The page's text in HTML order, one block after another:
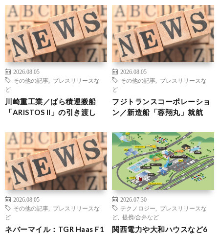
2026.08.05
その他の記事
プレスリリースな
ど
川崎重工業／ばら積運搬船
「ARISTOS II」の引き渡し
2026.08.05
その他の記事
プレスリリースな
ど
フジトランスコーポレーショ
ン／新造船「蓉翔丸」就航
2026.08.05
その他の記事
プレスリリースな
ど
ネバーマイル：TGR Haas F1
2026.07.30
テクノロジー
プレスリリースな
ど
提携/合弁など
関西電力や大和ハウスなど6